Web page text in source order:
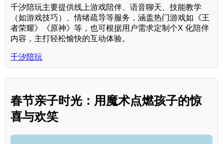
千汐陪玩主要提供线上游戏陪伴、语音聊天、技能教学
（如游戏技巧）、情绪疏导等服务，涵盖热门游戏如《王
者荣耀》《原神》等，也可根据用户需求定制个X 化陪伴
内容，主打轻松愉快的互动体验。
千汐陪玩
春节亲子时光：用魔术点燃孩子的惊
喜与欢笑